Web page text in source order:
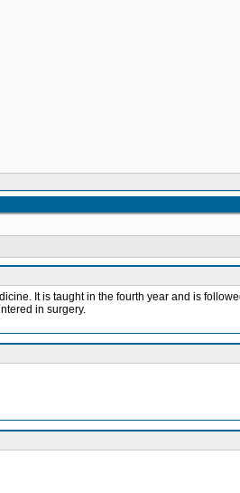
It is taught in the fourth year and is
in surgery.